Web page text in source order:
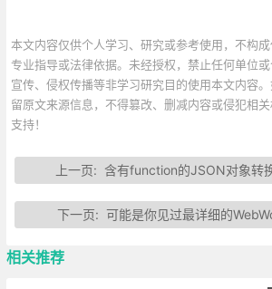
本文内容仅供个人学习、研究或参考使用，不构成
专业指导或法律依据。未经授权，禁止任何单位
宣传、侵权传播等非学习研究目的使用本文内容
留原文来源信息，不得篡改、删减内容或侵犯相
支持！
上一页: 含有function的JSON对象转
下一页: 可能是你见过最详细的
相关推荐